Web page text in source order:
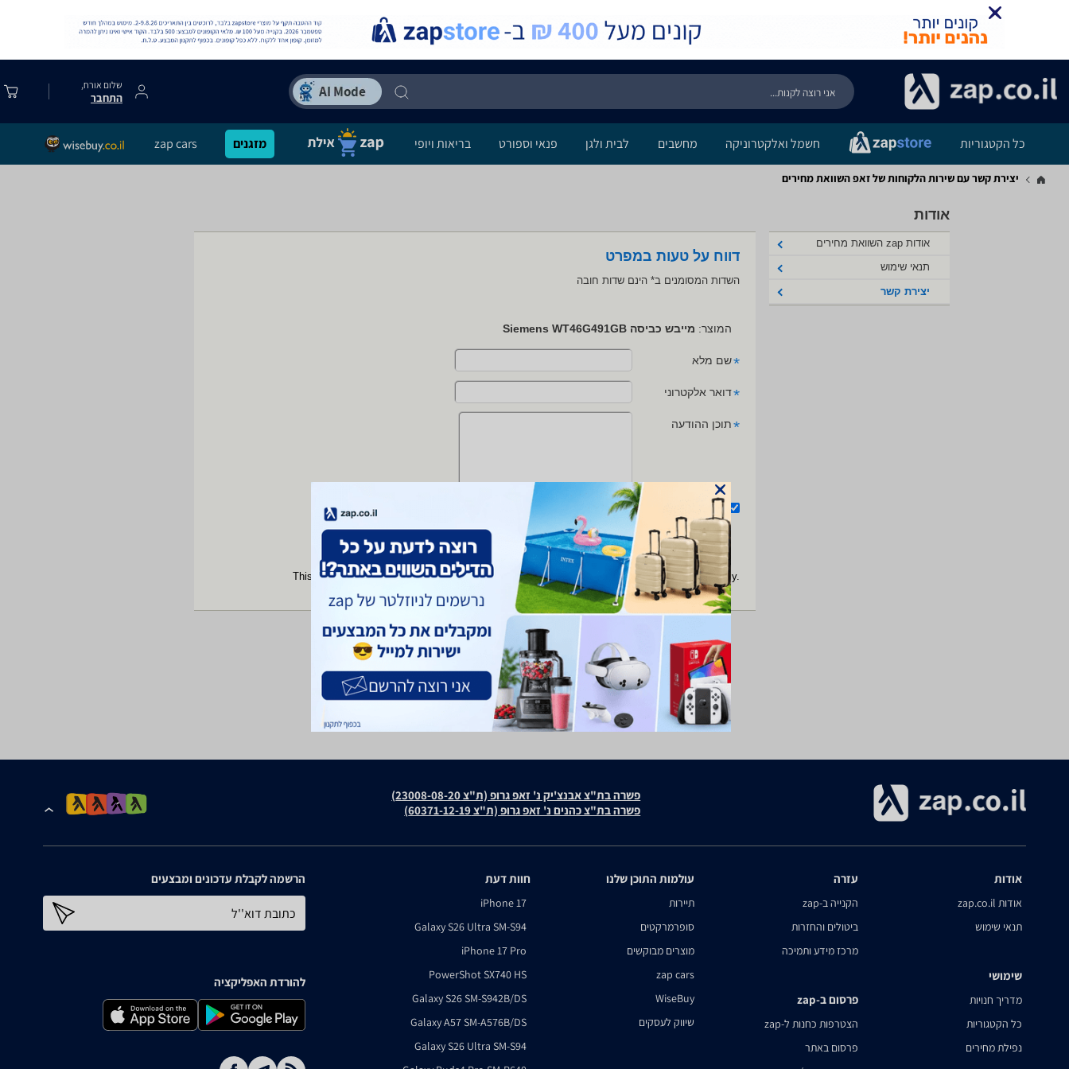
שלום אורח,
התחבר
כל הקטגוריות חשמל ואלקטרוניקה מחשבים לבית ולגן פנאי וספורט בריאות ויופי מזגנים zap cars
יצירת קשר עם שירות הלקוחות של זאפ השוואת מחירים
אודות
אודות zap השוואת מחירים
תנאי שימוש
יצירת קשר
דווח על טעות במפרט
השדות המסומנים ב* הינם שדות חובה
המוצר: מייבש כביסה Siemens WT46G491GB
*שם מלא
*דואר אלקטרוני
*תוכן ההודעה
אני מאשר/ת את תנאי השימוש מדיניות הפרטיות
This site is protected by reCAPTCHA and the GooglePrivacy Policy and Terms of Serviceapply.
פשרה בת"צ אבנצ'יק נ' זאפ גרופ (ת"צ 23008-08-20)
פשרה בת"צ כהנים נ' זאפ גרופ (ת"צ 60371-12-19)
אודות
אודות zap.co.il
תנאי שימוש
שימושי
מדריך חנויות
כל הקטגוריות
נפילת מחירים
עזרה
הקנייה ב-zap
ביטולים והחזרות
מרכז מידע ותמיכה
פרסום ב-zap
הצטרפות כחנות ל-zap
פרסום באתר
עולמות התוכן שלנו
תיירות
סופרמרקטים
מוצרים מבוקשים
zap cars
WiseBuy
שיווק לעסקים
חוות דעת
iPhone 17
Galaxy S26 Ultra SM-S94
iPhone 17 Pro
PowerShot SX740 HS
Galaxy S26 SM-S942B/DS
Galaxy A57 SM-A576B/DS
Galaxy S26 Ultra SM-S94
הרשמה לקבלת עדכונים ומבצעים
כתובת דוא''ל
להורדת האפליקציה